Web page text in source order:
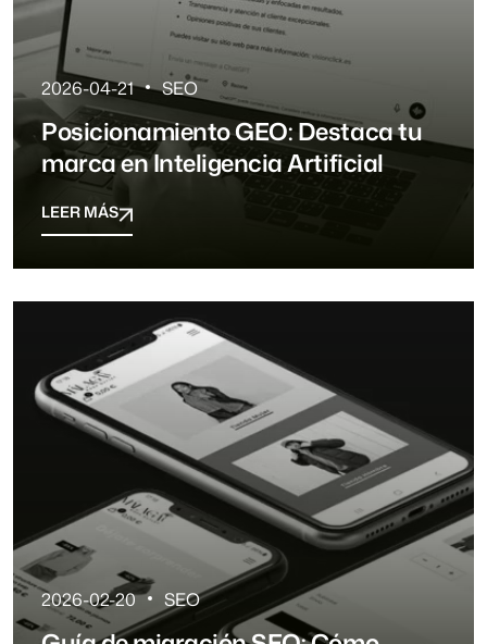
2026-04-21 SEO
Posicionamiento GEO: Destaca tu
marca en Inteligencia Artificial
LEER MÁS
LEER MÁS
2026-02-20 SEO